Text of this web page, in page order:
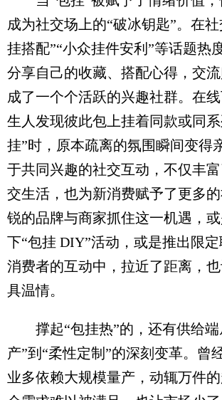
成为社交场上的“破冰钥匙”。在
挂搭配”“小众挂件安利”等话题热
分享自己的收藏、搭配心得，交
成了一个个活跃的兴趣社群。在
生人发现彼此包上挂着同款或同
挂”时，原本疏离的氛围瞬间变得
于共同兴趣的社交互动，不仅丰
交生活，也为新消费赋予了更多
锐的品牌与商家抓住这一机遇，
下“包挂 DIY”活动，或是推出限
消费者的互动中，拉近了距离，
具温情。
撑起“包挂热”的，还有供给端
产”到“柔性定制”的深刻变革。曾
业多依赖大规模量产，动辄万件